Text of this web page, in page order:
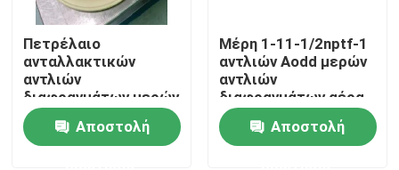
Περίπου εμείς
Γύρος εργοστασίων
Ποιοτικός έλεγχος
Πετρέλαιο
ανταλλακτικών
αντλιών
διαφραγμάτων μερών
αντλιών
διαφραγμάτων
βιομηχανίας -
Αποστολή
Μέρη 1-11-1/2nptf-1
αντλιών Aodd μερών
αντλιών
διαφραγμάτων αέρα
χαμηλής πίεσης
Αποστολή